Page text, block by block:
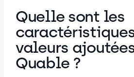
Quelle sont les
valeurs
Quable ?